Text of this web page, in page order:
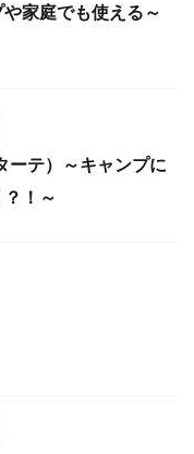
家庭でも使える～
ーテ）～キャンプに
！～